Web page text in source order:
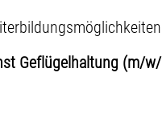
Geflügelhaltung (m/